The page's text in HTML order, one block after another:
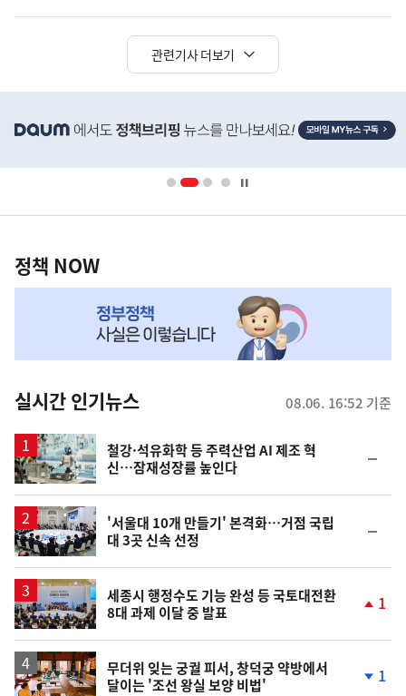
관련기사 더보기
단
영
책
NOW,
뉴
스
정책 NOW
실시간 인기뉴스 08.06. 16:52 기준
철강·석유화학 등 주력산업 AI 제조 혁
신…잠재성장률 높인다
일
'서울대 10개 만들기' 본격화…거점 국립
대 3곳 신속 선정
일
세종시 행정수도 기능 완성 등 국토대전환
8대 과제 이달 중 발표
1
무더위 잊는 궁궐 피서, 창덕궁 약방에서
달이는 '조선 왕실 보양 비법'
1